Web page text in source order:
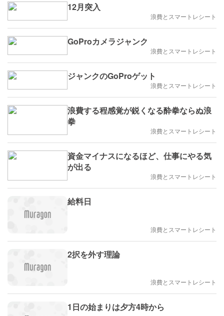
12月突入
浪費とスマートレシート
GoProカメラジャンク
浪費とスマートレシート
ジャンクのGoProゲット
浪費とスマートレシート
浪費する程感覚が鋭くなる酔拳ならぬ浪
拳
浪費とスマートレシート
資金マイナスになるほど、仕事にやる気
が出る
浪費とスマートレシート
給料日
浪費とスマートレシート
2択を外す理論
浪費とスマートレシート
1日の始まりは夕方4時から